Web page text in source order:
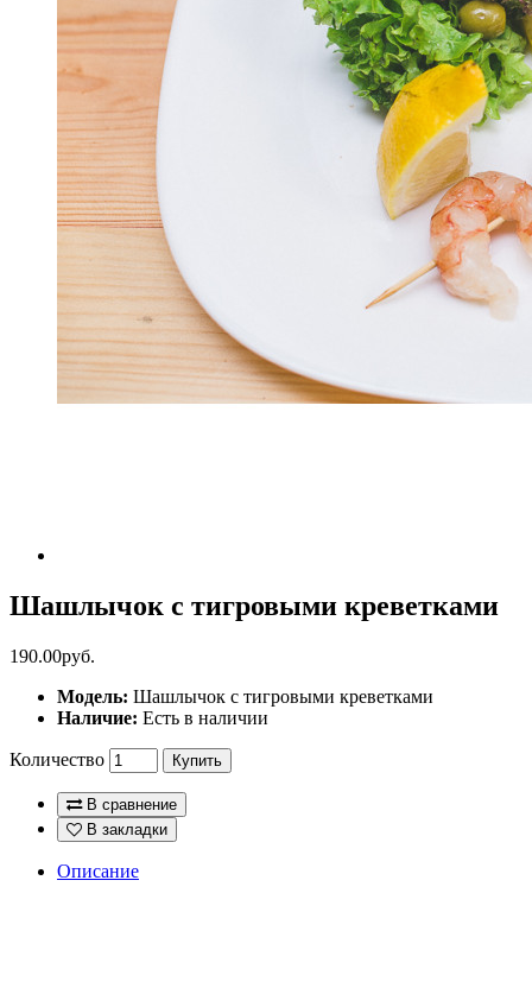
Шашлычок с тигровыми креветками
190.00руб.
Модель: Шашлычок с тигровыми креветками
Наличие: Есть в наличии
Количество Купить
В сравнение
В закладки
Описание